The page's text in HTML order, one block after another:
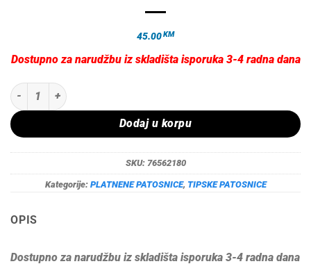
45.00KM
Dostupno za narudžbu iz skladišta isporuka 3-4 radna dana
TEPIH PATOSNICE RIGUM VW TOURAN TURAN OD 2003 DO 2015
Dodaj u korpu
SKU: 76562180
Kategorije: PLATNENE PATOSNICE, TIPSKE PATOSNICE
OPIS
Dostupno za narudžbu iz skladišta isporuka 3-4 radna dana